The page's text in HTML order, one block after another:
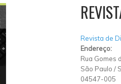
Revista de
Endereço:
Rua Gomes
São Paulo /
04547-005